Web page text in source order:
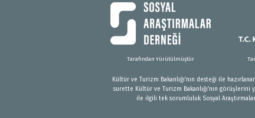
Tarafından Yürütülmüştür
Kültür ve Turizm Bakanlığı’nın desteği ile
surette Kültür ve Turizm Bakanlığı’nın görüşlerini
ile ilgili tek sorumluluk Sosyal